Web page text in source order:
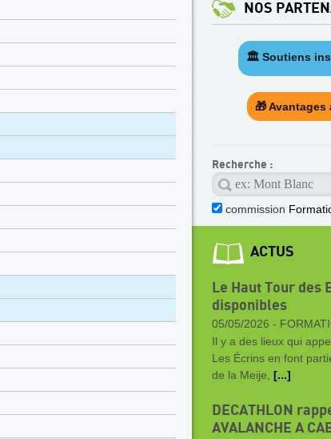
NOS
🏛️ Soutiens
🎁 Avantages
Recherche :
commission
ACTUS
Le Haut Tour des
disponibles
05/05/2026 -
Il y a des lieux qui
Les Écrins en font
de la Meije, [...]
DECATHLON
AVALANCHE A